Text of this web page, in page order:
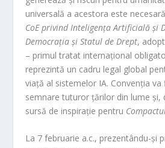
universală a acestora este
CoE privind Inteligența Artificială și
Democrația și Statul de Drept,
– primul tratat internațional
reprezintă un cadru legal global
viață al sistemelor IA. Convenția va
semnare tuturor țărilor din lume și,
sursă de inspirație pentru
La 7 februarie a.c., prezentându-și